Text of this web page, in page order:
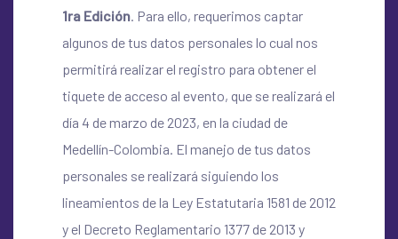
1ra Edición. Para ello, requerimos captar
algunos de tus datos personales lo cual nos
permitirá realizar el registro para obtener el
tiquete de acceso al evento, que se realizará el
día 4 de marzo de 2023, en la ciudad de
Medellín-Colombia. El manejo de tus datos
personales se realizará siguiendo los
lineamientos de la Ley Estatutaria 1581 de 2012
y el Decreto Reglamentario 1377 de 2013 y